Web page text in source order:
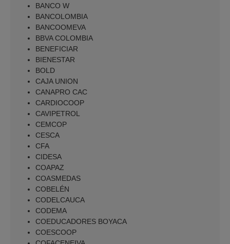
BANCO W
BANCOLOMBIA
BANCOOMEVA
BBVA COLOMBIA
BENEFICIAR
BIENESTAR
BOLD
CAJA UNION
CANAPRO CAC
CARDIOCOOP
CAVIPETROL
CEMCOP
CESCA
CFA
CIDESA
COAPAZ
COASMEDAS
COBELÉN
CODELCAUCA
CODEMA
COEDUCADORES BOYACA
COESCOOP